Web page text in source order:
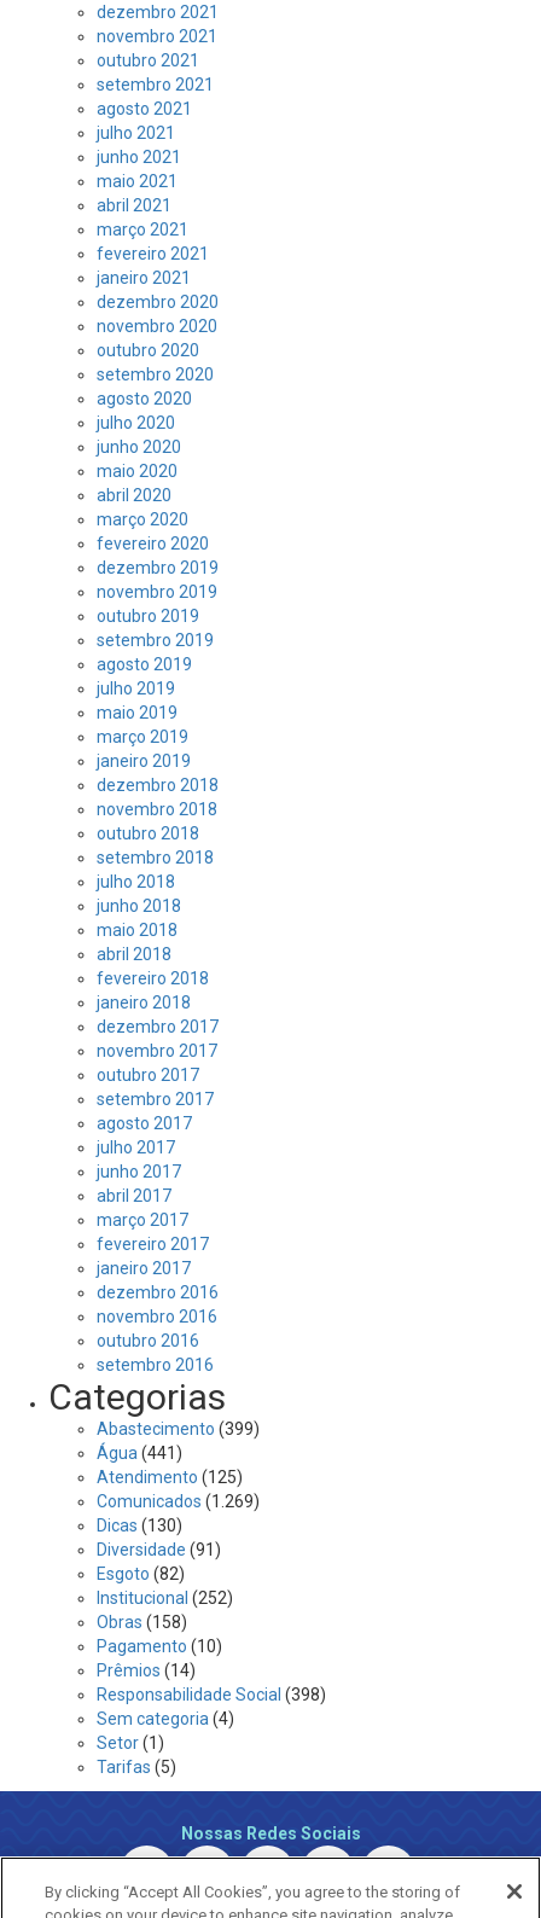
dezembro 2021
novembro 2021
outubro 2021
setembro 2021
agosto 2021
julho 2021
junho 2021
maio 2021
abril 2021
março 2021
fevereiro 2021
janeiro 2021
dezembro 2020
novembro 2020
outubro 2020
setembro 2020
agosto 2020
julho 2020
junho 2020
maio 2020
abril 2020
março 2020
fevereiro 2020
dezembro 2019
novembro 2019
outubro 2019
setembro 2019
agosto 2019
julho 2019
maio 2019
março 2019
janeiro 2019
dezembro 2018
novembro 2018
outubro 2018
setembro 2018
julho 2018
junho 2018
maio 2018
abril 2018
fevereiro 2018
janeiro 2018
dezembro 2017
novembro 2017
outubro 2017
setembro 2017
agosto 2017
julho 2017
junho 2017
abril 2017
março 2017
fevereiro 2017
janeiro 2017
dezembro 2016
novembro 2016
outubro 2016
setembro 2016
Categorias
Abastecimento (399)
Água (441)
Atendimento (125)
Comunicados (1.269)
Dicas (130)
Diversidade (91)
Esgoto (82)
Institucional (252)
Obras (158)
Pagamento (10)
Prêmios (14)
Responsabilidade Social (398)
Sem categoria (4)
Setor(1)
Tarifas (5)
Nossas Redes Sociais
By clicking “Accept All Cookies”, you agree to the storing of